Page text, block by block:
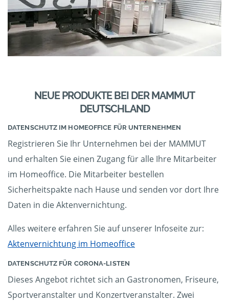
NEUE PRODUKTE BEI DER MAMMUT
DEUTSCHLAND
DATENSCHUTZ IM HOMEOFFICE FÜR UNTERNEHMEN
Registrieren Sie Ihr Unternehmen bei der MAMMUT
und erhalten Sie einen Zugang für alle Ihre Mitarbeiter
im Homeoffice. Die Mitarbeiter bestellen
Sicherheitspakte nach Hause und senden vor dort Ihre
Daten in die Aktenvernichtung.
Alles weitere erfahren Sie auf unserer Infoseite zur:
Aktenvernichtung im Homeoffice
DATENSCHUTZ FÜR CORONA-LISTEN
Dieses Angebot richtet sich an Gastronomen, Friseure,
Sportveranstalter und Konzertveranstalter. Zwei